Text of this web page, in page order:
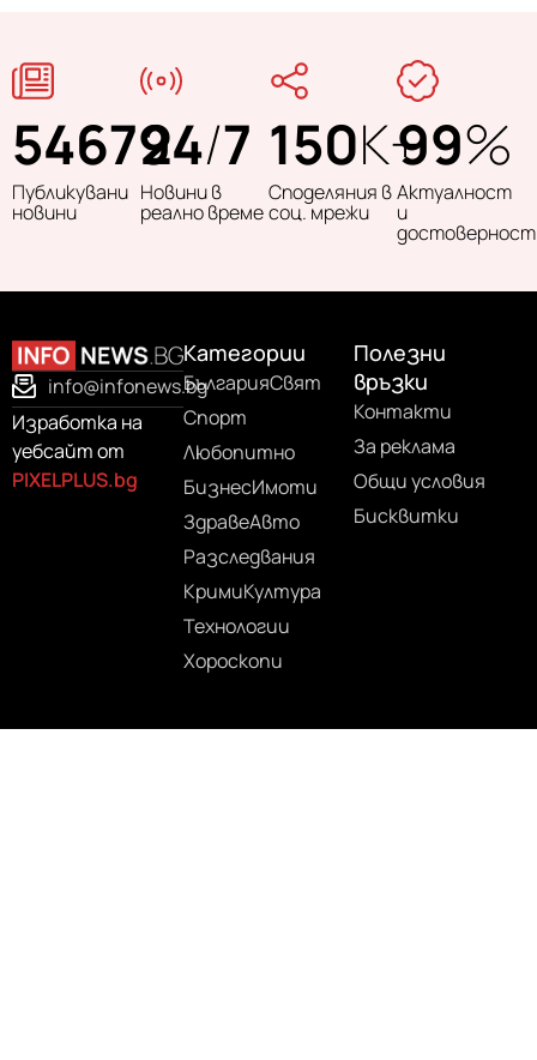
54679
Публикувани
новини
24/7
Новини в
реално време
150K+
Споделяния в
соц. мрежи
99%
Актуалност
и
достоверност
info@infonews.bg
Изработка на
уебсайт от
PIXELPLUS.bg
Категории
БългарияСвят
Спорт
Любопитно
БизнесИмоти
ЗдравеАвто
Разследвания
КримиКултура
Технологии
Хороскопи
Полезни
връзки
Контакти
За реклама
Общи условия
Бисквитки